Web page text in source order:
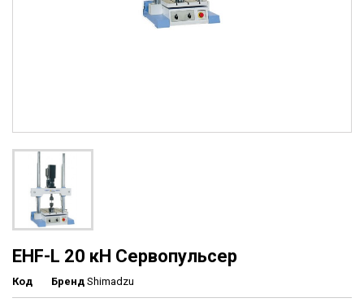
EHF-L 20 кН Сервопульсер
Код Бренд Shimadzu